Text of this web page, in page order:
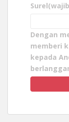
Surel
Dengan
memberi
kepada